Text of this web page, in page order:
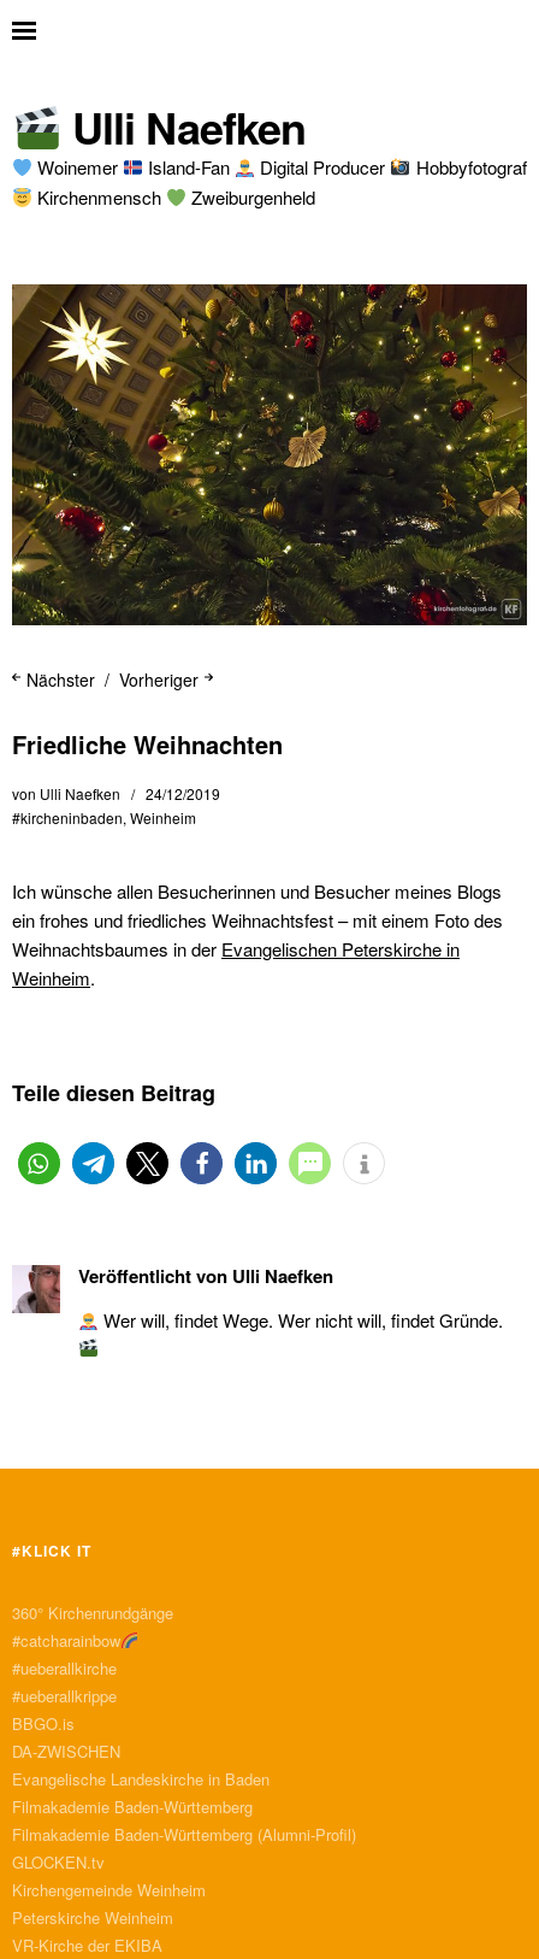
Ulli Naefken
Woinemer Island-Fan Digital Producer
Hobbyfotograf
Kirchenmensch
Zweiburgenheld
Vorheriger
Nächster
Friedliche Weihnachten
von Ulli Naefken
24/12/2019
#kircheninbaden, Weinheim
Ich wünsche allen Besucherinnen und Besucher meines Blogs
ein frohes und friedliches Weihnachtsfest – mit einem Foto des
Weihnachtsbaumes in der Evangelischen Peterskirche in
Weinheim.
Teile diesen Beitrag
Veröffentlicht von Ulli Naefken
Wer will, findet Wege. Wer nicht will, findet Gründe.
#KLICK IT
360° Kirchenrundgänge
#catcharainbow
#ueberallkirche
#ueberallkrippe
BBGO.is
DA-ZWISCHEN
Evangelische Landeskirche in Baden
Filmakademie Baden-Württemberg
Filmakademie Baden-Württemberg (Alumni-Profil)
GLOCKEN.tv
Kirchengemeinde Weinheim
Peterskirche Weinheim
VR-Kirche der EKIBA